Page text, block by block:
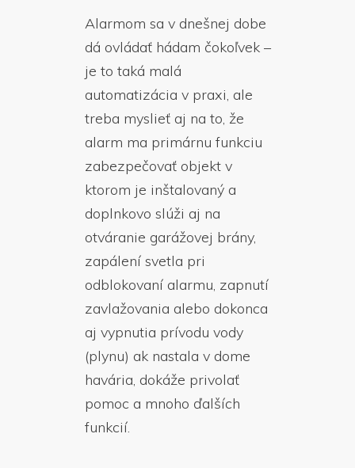
Alarmom sa v dnešnej dobe
dá ovládať hádam čokoľvek –
je to taká malá
automatizácia v praxi, ale
treba myslieť aj na to, že
alarm ma primárnu funkciu
zabezpečovať objekt v
ktorom je inštalovaný a
doplnkovo slúži aj na
otváranie garážovej brány,
zapálení svetla pri
odblokovaní alarmu, zapnutí
zavlažovania alebo dokonca
aj vypnutia prívodu vody
(plynu) ak nastala v dome
havária, dokáže privolať
pomoc a mnoho ďalších
funkcií.